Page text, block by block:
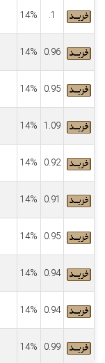
1.
14%
0.96
14%
0.95
14%
1.09
14%
0.92
14%
0.91
14%
0.95
14%
0.94
14%
0.94
14%
0.99
14%